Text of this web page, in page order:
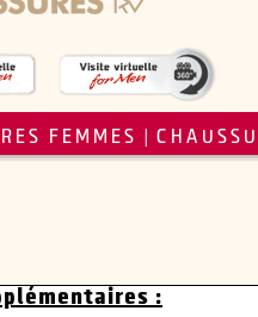
FEMMES
: